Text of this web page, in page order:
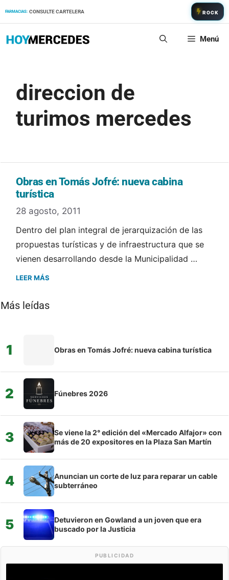
FARMACIAS: CONSULTE CARTELERA ROCK
Menú
direccion de
turimos mercedes
Obras en Tomás Jofré: nueva cabina
turística
28 agosto, 2011
Dentro del plan integral de jerarquización de las
propuestas turísticas y de infraestructura que se
vienen desarrollando desde la Municipalidad …
LEER MÁS
Más leídas
1 Obras en Tomás Jofré: nueva cabina turística
2 Fúnebres 2026
3
Se viene la 2° edición del «Mercado Alfajor» con
más de 20 expositores en la Plaza San Martín
4
Anuncian un corte de luz para reparar un cable
subterráneo
5
Detuvieron en Gowland a un joven que era
buscado por la Justicia
PUBLICIDAD